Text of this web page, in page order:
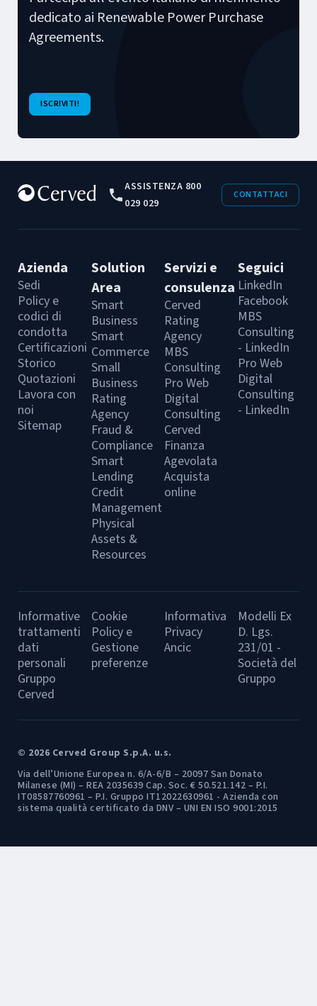
dedicato ai Renewable Power Purchase
Agreements.
ISCRIVITI!
ASSISTENZA 800
029 029
CONTATTACI
Azienda
Sedi
Policy e
codici di
condotta
Certificazioni
Storico
Quotazioni
Lavora con
noi
Sitemap
Solution
Area
Smart
Business
Smart
Commerce
Small
Business
Rating
Agency
Fraud &
Compliance
Smart
Lending
Credit
Management
Physical
Assets &
Resources
Servizi e
consulenza
Cerved
Rating
Agency
MBS
Consulting
Pro Web
Digital
Consulting
Cerved
Finanza
Agevolata
Acquista
online
Seguici
LinkedIn
Facebook
MBS
Consulting
- LinkedIn
Pro Web
Digital
Consulting
- LinkedIn
Informative
trattamenti
dati
personali
Gruppo
Cerved
Cookie
Policy e
Gestione
preferenze
Informativa
Privacy
Ancic
Modelli Ex
D. Lgs.
231/01 -
Società del
Gruppo
© 2026 Cerved Group S.p.A. u.s.
Via dell’Unione Europea n. 6/A-6/B – 20097 San Donato
Milanese (MI) – REA 2035639 Cap. Soc. € 50.521.142 – P.I.
IT08587760961 – P.I. Gruppo IT12022630961 - Azienda con
sistema qualità certificato da DNV – UNI EN ISO 9001:2015